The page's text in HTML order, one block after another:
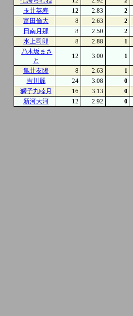
玉井英寿
12 2.83 2
富田倫大
8 2.63 2
日南月那
8 2.50 2
水上司郎
8 2.88 1
乃木坂まさ
と
12 3.00 1
亀井友陽
8 2.63 1
吉川麗
24 3.08 0
獅子丸睦月
16 3.13 0
新河大河
12 2.92 0